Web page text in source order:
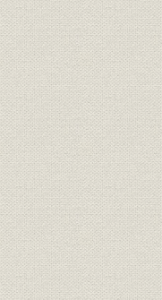
第4節 創立31年
第5節 創立41年
第3章 油圧機器事業
第1節 第3の柱と
第2節 主力機器
第3節 QTポンプ
第4節 システム
第5節 事業方針